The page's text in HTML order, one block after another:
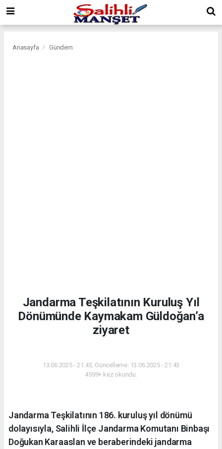
Anasayfa Gündem
Jandarma Teşkilatının Kuruluş Yıl
Dönümünde Kaymakam Güldoğan’a
ziyaret
13.06.2025 - 21:43, Güncelleme: 13.06.2025 - 21:43
4599+ kez okundu.
Jandarma Teşkilatının 186. kuruluş yıl dönümü
dolayısıyla, Salihli İlçe Jandarma Komutanı Binbaşı
Doğukan Karaaslan ve beraberindeki jandarma